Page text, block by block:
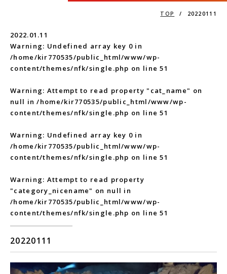
TOP / 20220111
2022.01.11
Warning: Undefined array key 0 in
/home/kir770535/public_html/www/wp-
content/themes/nfk/single.php on line51
Warning: Attempt to read property "cat_name" on
null in/home/kir770535/public_html/www/wp-
content/themes/nfk/single.php on line51
Warning: Undefined array key 0 in
/home/kir770535/public_html/www/wp-
content/themes/nfk/single.php on line51
Warning: Attempt to read property
"category_nicename" on null in
/home/kir770535/public_html/www/wp-
content/themes/nfk/single.php on line51
20220111